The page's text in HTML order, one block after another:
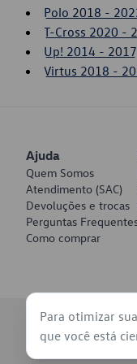
Polo 2018 -
T-Cross 2020 -
Up! 2014 - 2017
Virtus 2018 -
Ajuda
Quem Somos
Atendimento (SAC)
Devoluções e trocas
Perguntas
Como comprar
© 2026 -
Para otimizar
que você está